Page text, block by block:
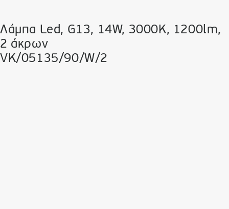
Λάμπα Led, G13, 14W, 3000K, 1200lm,
2 άκρων
VK/05135/90/W/2